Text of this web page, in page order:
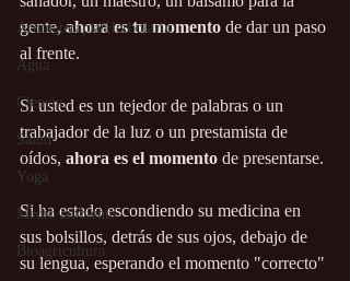
Aromaterapia/Herbolaria
Agua
Ciencia
Salud
Yoga
Medio ambiente
Bioagricultura
gente, ahora es tu momento de dar un paso
al frente.
Si usted es un tejedor de palabras o un
trabajador de la luz o un prestamista de
oídos, ahora es el momento de presentarse.
Si ha estado escondiendo su medicina en
sus bolsillos, detrás de sus ojos, debajo de
su lengua, esperando el momento "correcto"